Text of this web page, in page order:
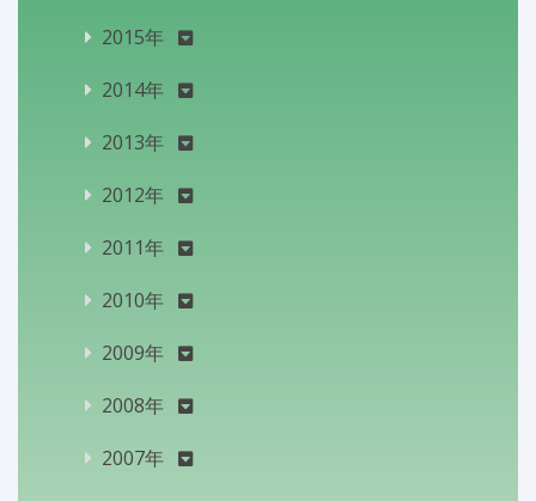
2015年
2014年
2013年
2012年
2011年
2010年
2009年
2008年
2007年